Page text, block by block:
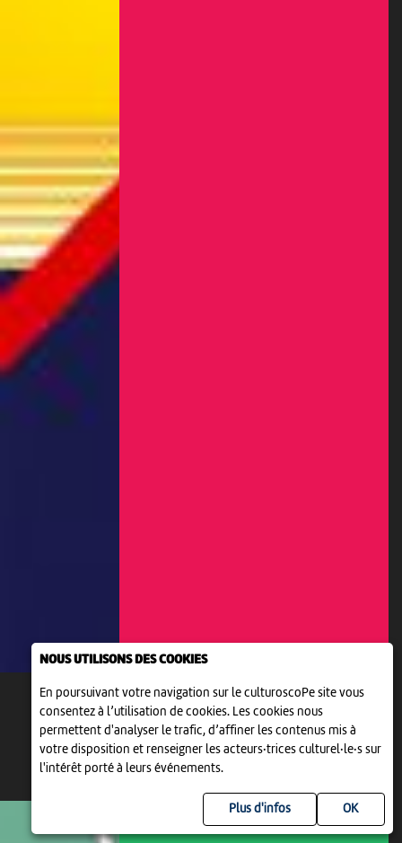
NOUS UTILISONS DES COOKIES
En poursuivant votre navigation sur le culturoscoPe site vous
consentez à l’utilisation de cookies. Les cookies nous
permettent d'analyser le trafic, d’affiner les contenus mis à
votre disposition et renseigner les acteurs·trices culturel·le·s sur
l'intérêt porté à leurs événements.
Plus d'infos